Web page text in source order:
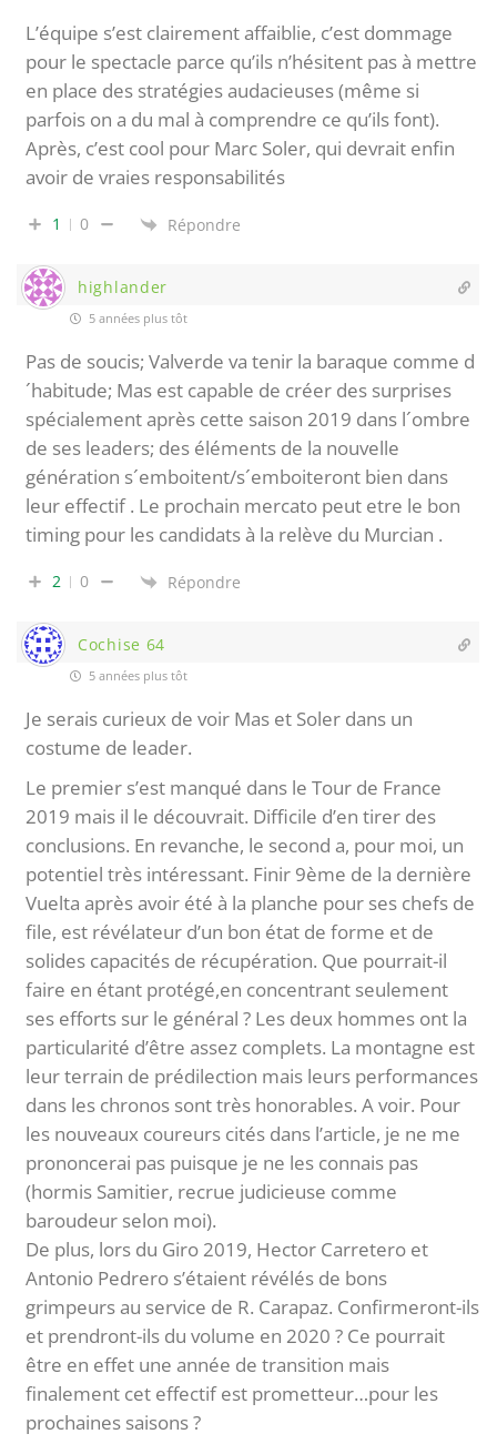
L’équipe s’est clairement affaiblie, c’est dommage
pour le spectacle parce qu’ils n’hésitent pas à mettre
en place des stratégies audacieuses (même si
parfois on a du mal à comprendre ce qu’ils font).
Après, c’est cool pour Marc Soler, qui devrait enfin
avoir de vraies responsabilités
1 0 Répondre
highlander
5 années plus tôt
Pas de soucis; Valverde va tenir la baraque comme d
´habitude; Mas est capable de créer des surprises
spécialement après cette saison 2019 dans l´ombre
de ses leaders; des éléments de la nouvelle
génération s´emboitent/s´emboiteront bien dans
leur effectif . Le prochain mercato peut etre le bon
timing pour les candidats à la relève du Murcian .
2 0 Répondre
Cochise 64
5 années plus tôt
Je serais curieux de voir Mas et Soler dans un
costume de leader.
Le premier s’est manqué dans le Tour de France
2019 mais il le découvrait. Difficile d’en tirer des
conclusions. En revanche, le second a, pour moi, un
potentiel très intéressant. Finir 9ème de la dernière
Vuelta après avoir été à la planche pour ses chefs de
file, est révélateur d’un bon état de forme et de
solides capacités de récupération. Que pourrait-il
faire en étant protégé,en concentrant seulement
ses efforts sur le général ? Les deux hommes ont la
particularité d’être assez complets. La montagne est
leur terrain de prédilection mais leurs performances
dans les chronos sont très honorables. A voir. Pour
les nouveaux coureurs cités dans l’article, je ne me
prononcerai pas puisque je ne les connais pas
(hormis Samitier, recrue judicieuse comme
baroudeur selon moi).
De plus, lors du Giro 2019, Hector Carretero et
Antonio Pedrero s’étaient révélés de bons
grimpeurs au service de R. Carapaz. Confirmeront-ils
et prendront-ils du volume en 2020 ? Ce pourrait
être en effet une année de transition mais
finalement cet effectif est prometteur…pour les
prochaines saisons ?